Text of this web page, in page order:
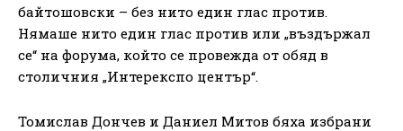
байтошовски – без нито един глас против.
Нямаше нито един глас против или „въздържал
се“ на форума, който се провежда от обяд в
столичния „Интерекспо център“.
Томислав Дончев и Даниел Митов бяха избрани